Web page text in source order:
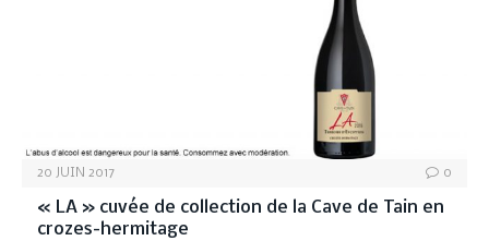
20 JUIN 2017 0
« LA » cuvée de collection de la Cave de Tain en
crozes-hermitage